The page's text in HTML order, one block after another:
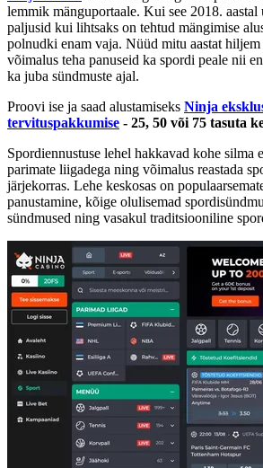
lemmik mänguportaale. Kui see 2018. aastal
paljusid kui lihtsaks on tehtud mängimise
polnudki enam vaja. Nüüd mitu aastat
võimalus teha panuseid ka spordi peale nii
ka juba sündmuste ajal.
Proovi ise ja saad alustamiseks Ninja
tervituspakkumise - 25, 50 või 75 tasuta
Spordiennustuse lehel hakkavad kohe silma
parimate liigadega ning võimalus reastada
järjekorras. Lehe keskosas on
panustamine, kõige olulisemad
sündmused ning vasakul traditsiooniline